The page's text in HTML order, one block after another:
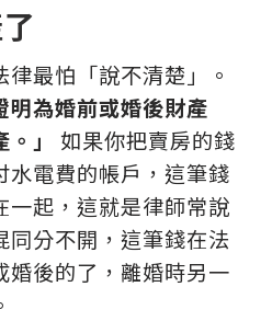
最怕「說不清楚」。
明為婚前或婚後財產
」
如果你把賣房的錢
水電費的帳戶，這筆錢
一起，這就是律師常說
同分不開，這筆錢在法
婚後的了，離婚時另一